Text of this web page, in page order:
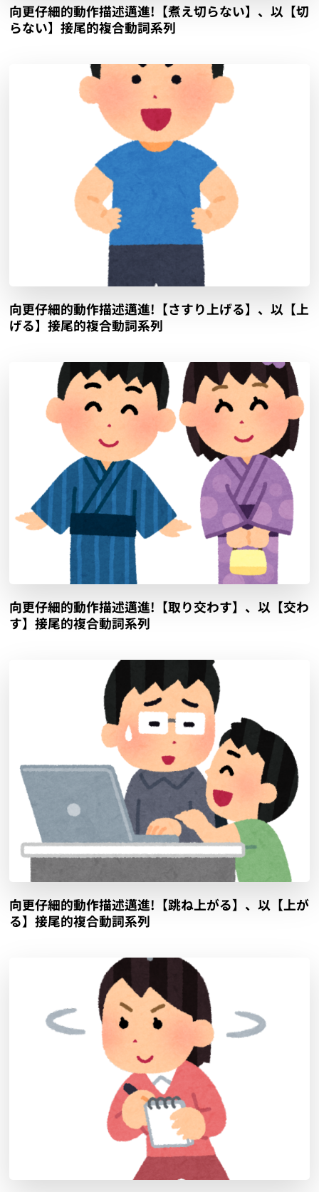
向更仔細的動作描述邁進!【煮え切らない】、以【切
らない】接尾的複合動詞系列
向更仔細的動作描述邁進!【さすり上げる】、以【上
げる】接尾的複合動詞系列
向更仔細的動作描述邁進!【取り交わす】、以【交わ
す】接尾的複合動詞系列
向更仔細的動作描述邁進!【跳ね上がる】、以【上が
る】接尾的複合動詞系列